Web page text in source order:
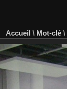
Accueil \ Mot-clé \